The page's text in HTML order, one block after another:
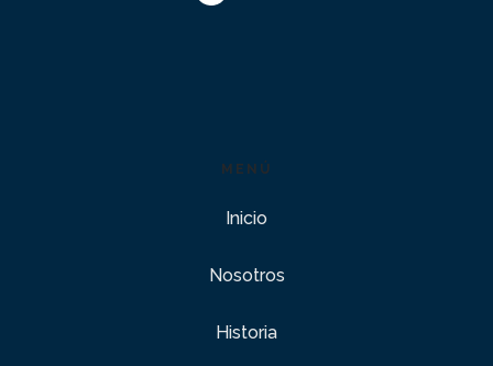
MENÚ
Inicio
Nosotros
Historia